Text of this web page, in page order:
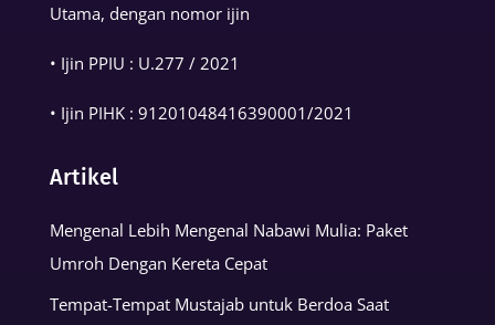
Utama, dengan nomor ijin
• Ijin PPIU : U.277 / 2021
• Ijin PIHK : 91201048416390001/2021
Artikel
Mengenal Lebih Mengenal Nabawi Mulia: Paket
Umroh Dengan Kereta Cepat
Tempat-Tempat Mustajab untuk Berdoa Saat